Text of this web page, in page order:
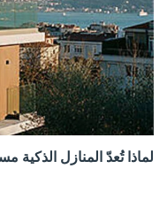
لماذا تُعدّ المنازل